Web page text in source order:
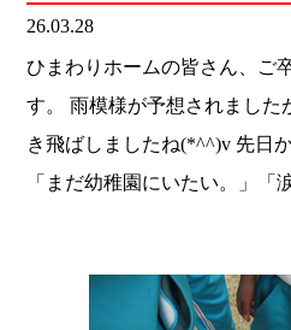
26.03.28
ひまわりホームの皆さん、ご
す。 雨模様が予想されました
き飛ばしましたね(*^^)v 先日
「まだ幼稚園にいたい。」「